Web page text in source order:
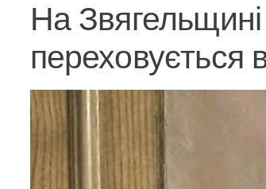
На Звягельщині
переховується